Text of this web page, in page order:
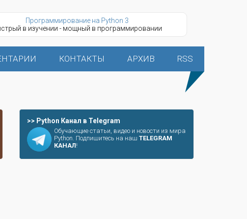
Программирование на Python 3
в изучении - мощный в программировании
КОНТАКТЫ АРХИВ RSS
>> Python Канал в Telegram
Обучающие статьи, видео и новости из мира
Python. Подпишитесь на нашTELEGRAM
КАНАЛ!